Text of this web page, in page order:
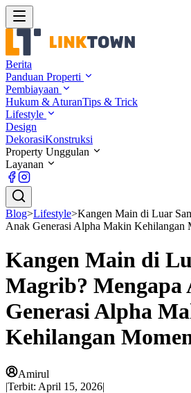
Berita
Panduan Properti
Pembiayaan
Hukum & AturanTips & Trick
Lifestyle
Design
DekorasiKonstruksi
Property Unggulan
Layanan
Blog>Lifestyle>Kangen Main di Luar
Anak Generasi Alpha Makin Kehilangan
Kangen Main di
Magrib? Mengapa
Generasi Alpha
Kehilangan
Amirul
|Terbit: April 15, 2026|